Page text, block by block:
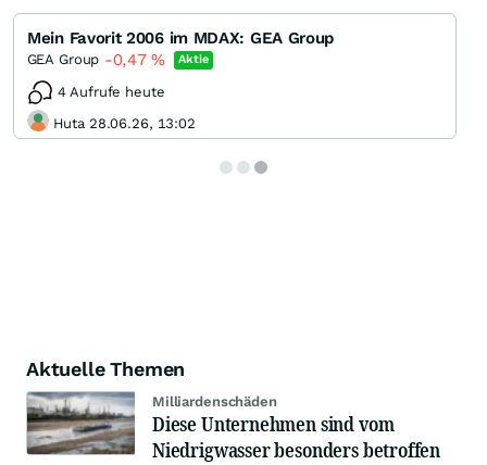
Mein Favorit 2006 im MDAX: GEA Group
GEA Group -0,47% Aktie
4 Aufrufe heute
Huta 28.06.26, 13:02
Aktuelle Themen
Milliardenschäden
Diese Unternehmen sind vom
Niedrigwasser besonders betroffen